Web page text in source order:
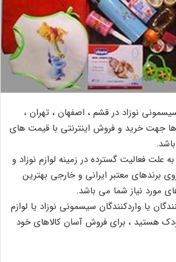
نوزاد در قشم ، اصفهان ، تهران ،
جهت خرید و فروش اینترنتی با قیمت های
فعالیت گسترده در زمینه لوازم نوزاد و
معتبر ایرانی و خارجی بهترین
مورد نیاز شما می باشد.
یا واردکنندگان سیسمونی نوزاد یا لوازم
هستید ، برای فروش آسان کالاهای خود